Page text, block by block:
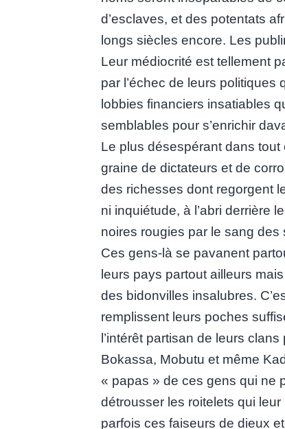
d’esclaves, et des potentats
longs siècles encore. Les
Leur médiocrité est tellement
par l’échec de leurs
lobbies financiers insatiables
semblables pour s’enrichir
Le plus désespérant dans
graine de dictateurs et de
des richesses dont regorgent
ni inquiétude, à l’abri derrière
noires rougies par le sang des
Ces gens-là se pavanent
leurs pays partout ailleurs
des bidonvilles insalubres.
remplissent leurs poches
l’intérêt partisan de leurs
Bokassa, Mobutu et même
« papas » de ces gens qui ne
détrousser les roitelets qui leur
parfois ces faiseurs de dieux